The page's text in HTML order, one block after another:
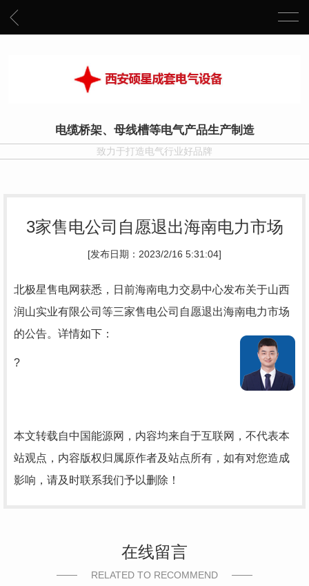
电缆桥架、母线槽等电气产品生产制造
致力于打造电气行业好品牌
3家售电公司自愿退出海南电力市场
[发布日期：2023/2/16 5:31:04]
北极星售电网获悉，日前海南电力交易中心发布关于山西
润山实业有限公司等三家售电公司自愿退出海南电力市场
的公告。详情如下：
?
本文转载自中国能源网，内容均来自于互联网，不代表本
站观点，内容版权归属原作者及站点所有，如有对您造成
影响，请及时联系我们予以删除！
在线留言
RELATED TO RECOMMEND